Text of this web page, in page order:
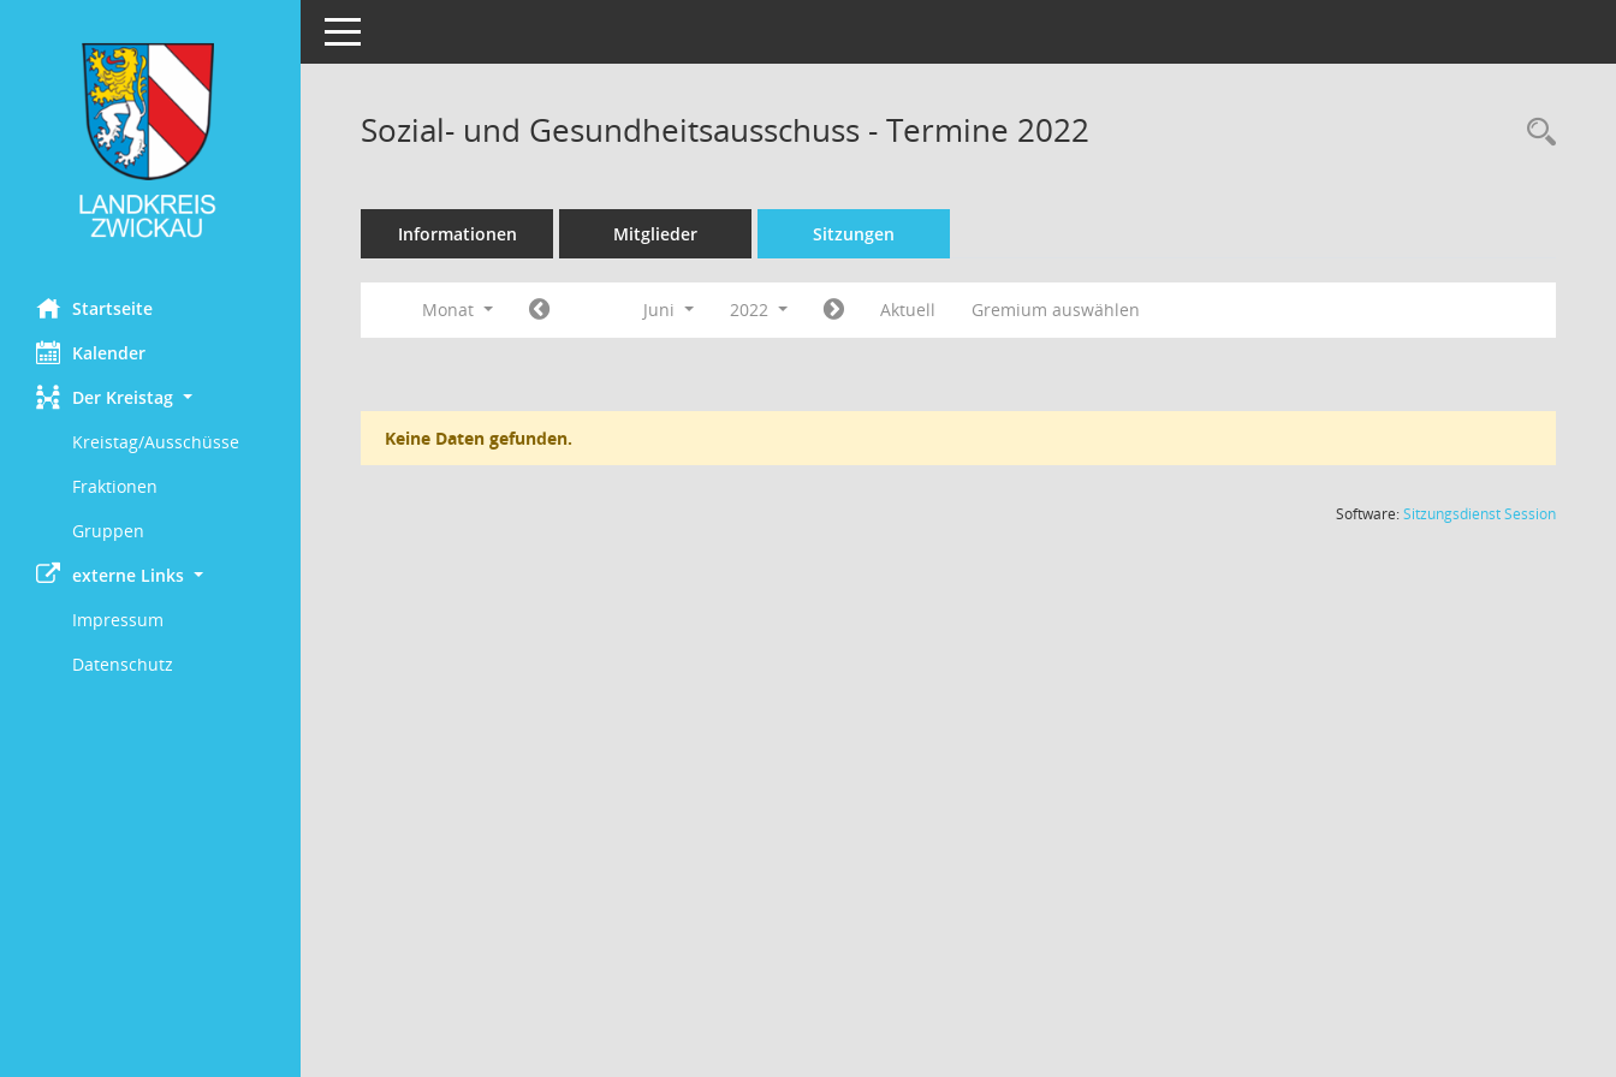
Startseite
Kalender
Der Kreistag
Kreistag/Ausschüsse
Fraktionen
Gruppen
externe Links
Impressum
Datenschutz
Toggle navigation
Sozial- und Gesundheitsausschuss - Termine 2022
Informationen Mitglieder Sitzungen
Monat Juni 2022 Aktuell Gremium auswählen
Keine Daten gefunden.
Software:SitzungsdienstSession(Wird in